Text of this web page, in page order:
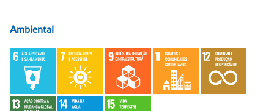
Ambiental